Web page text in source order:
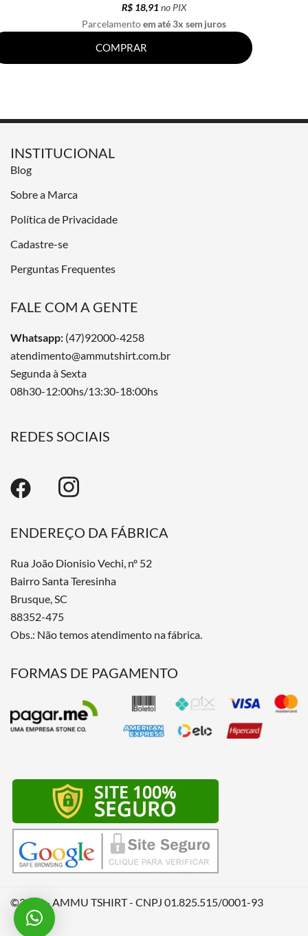
R$ 18,91 no PIX
Parcelamentoem até 3x sem juros
COMPRAR
INSTITUCIONAL
Blog
Sobre a Marca
Política de Privacidade
Cadastre-se
Perguntas Frequentes
FALE COM A GENTE
Whatsapp: (47)92000-4258
atendimento@ammutshirt.com.br
Segunda à Sexta
08h30-12:00hs/13:30-18:00hs
REDES SOCIAIS
ENDEREÇO DA FÁBRICA
Rua João Dionisio Vechi, nº 52
Bairro Santa Teresinha
Brusque, SC
88352-475
Obs.: Não temos atendimento na fábrica.
FORMAS DE PAGAMENTO
©2026 - AMMU TSHIRT - CNPJ 01.825.515/0001-93